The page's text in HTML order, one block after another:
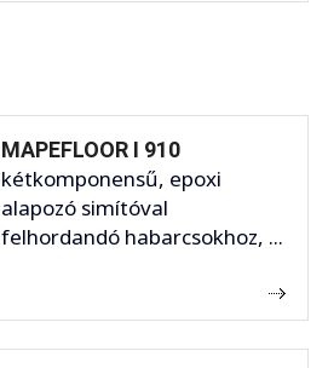
MAPEFLOOR I 910
kétkomponensű, epoxi
alapozó simítóval
felhordandó habarcsokhoz, ...